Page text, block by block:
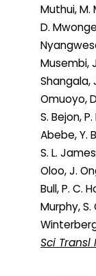
Muthui, M.
D.
Musembi,
Shangala,
Omuoyo,
S. Bejon,
Abebe, Y.
S. L.
Oloo, J.
Bull, P. C.
Murphy, S.
Sci Transl